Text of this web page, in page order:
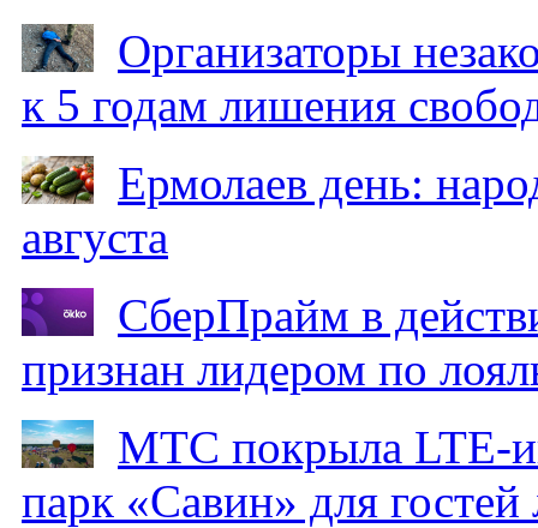
Организаторы
к 5 годам лишения
Ермолаев день:
августа
СберПрайм в
признан лидером по
МТС покрыла LTE-
парк «Савин» для гостей